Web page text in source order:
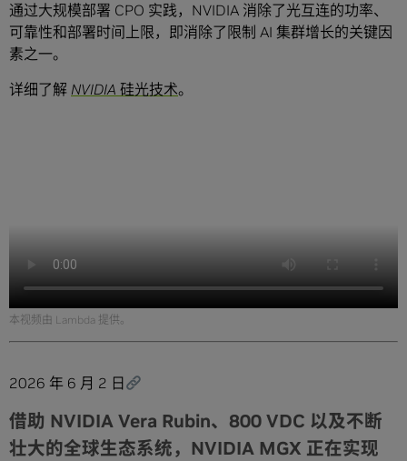
通过大规模部署 CPO 实践，NVIDIA 消除了光互连的功率、
可靠性和部署时间上限，即消除了限制 AI 集群增长的关键因
素之一。
详细了解 NVIDIA 硅光技术。
本视频由 Lambda 提供。
2026 年 6 月 2 日
借助 NVIDIA Vera Rubin、800 VDC 以及不断
壮大的全球生态系统，NVIDIA MGX 正在实现